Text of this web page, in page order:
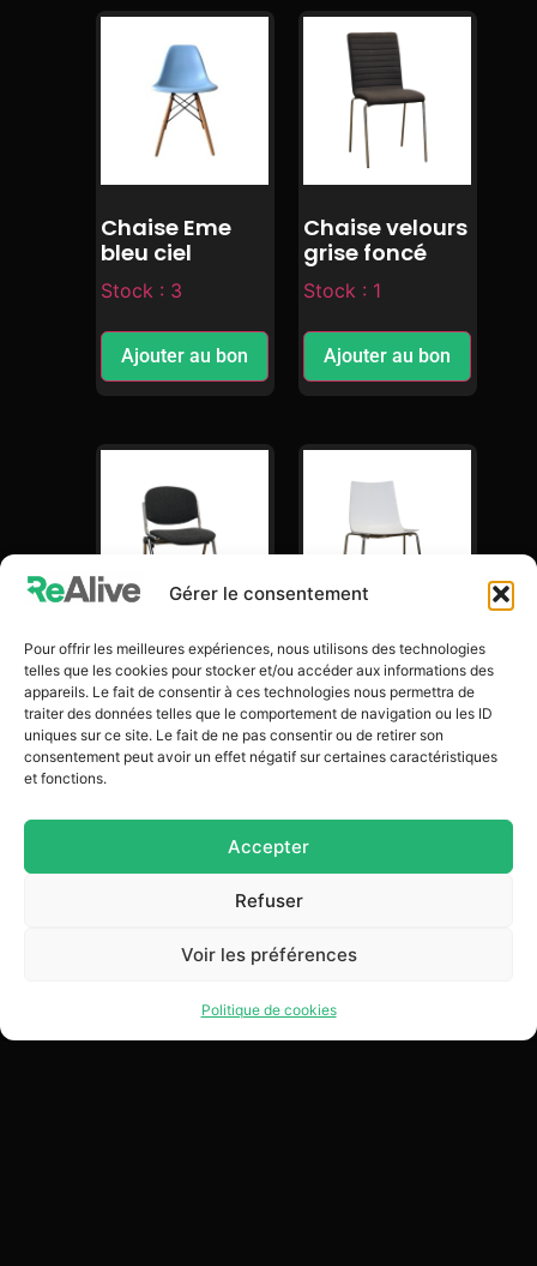
Gérer le consentement
Pour offrir les meilleures expériences, nous utilisons des technologies
telles que les cookies pour stocker et/ou accéder aux informations des
appareils. Le fait de consentir à ces technologies nous permettra de
traiter des données telles que le comportement de navigation ou les ID
uniques sur ce site. Le fait de ne pas consentir ou de retirer son
consentement peut avoir un effet négatif sur certaines caractéristiques
et fonctions.
Accepter
Refuser
Voir les préférences
Politique de cookies
Chaise Eme
bleu ciel
Stock : 3
Ajouter au bon
Chaise velours
grise foncé
Stock : 1
Ajouter au bon
Chaise
Soborne noire
Stock : 2
Chaise Catifa
blanche
Stock : 3